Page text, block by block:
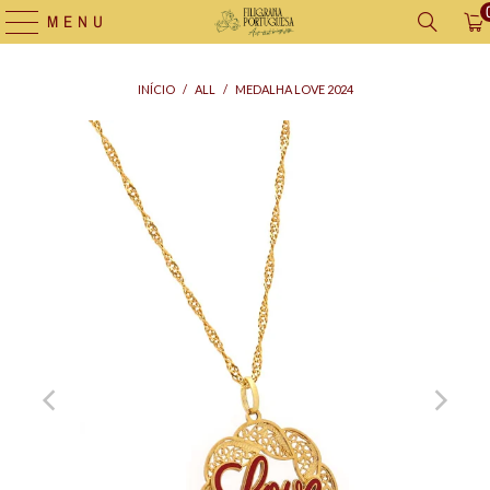
MENU
INÍCIO / ALL / MEDALHA LOVE 2024